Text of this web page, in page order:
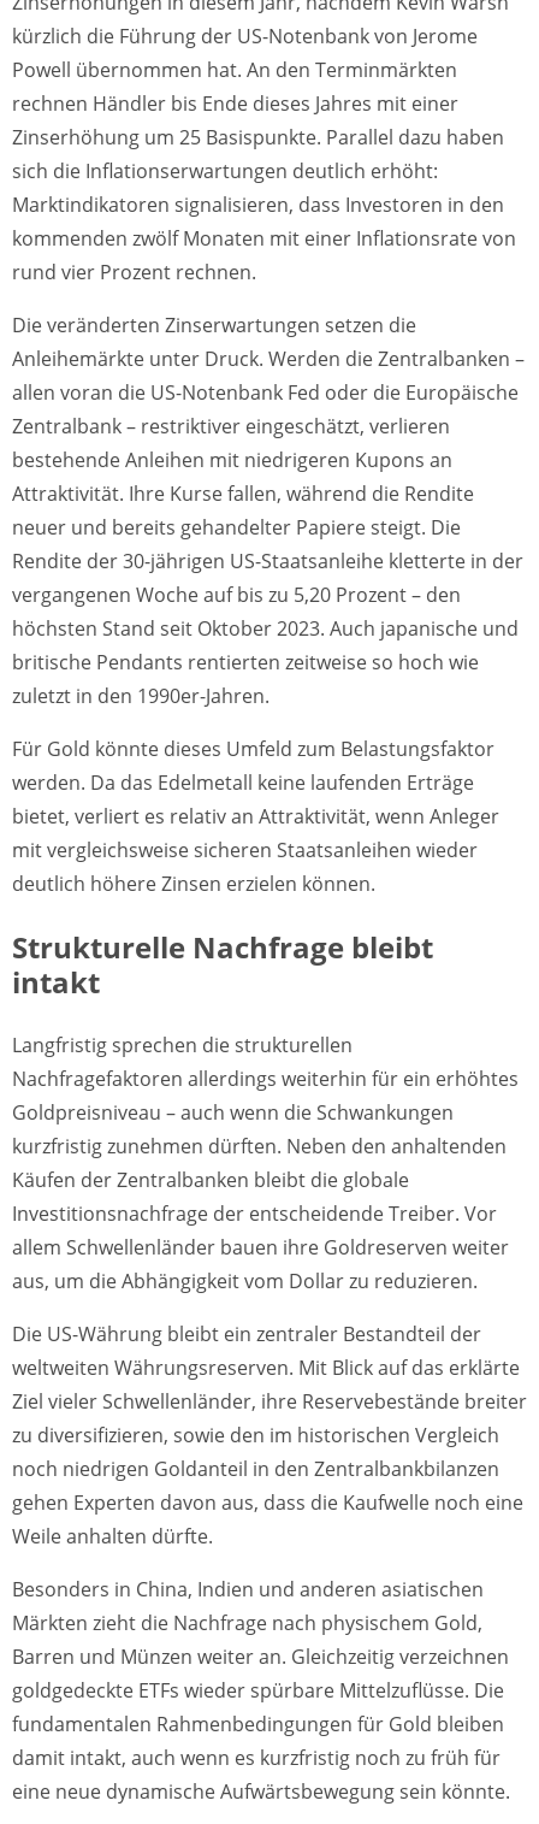
kürzlich die Führung der US-Notenbank von Jerome
Powell übernommen hat. An den Terminmärkten
rechnen Händler bis Ende dieses Jahres mit einer
Zinserhöhung um 25 Basispunkte. Parallel dazu haben
sich die Inflationserwartungen deutlich erhöht:
Marktindikatoren signalisieren, dass Investoren in den
kommenden zwölf Monaten mit einer Inflationsrate von
rund vier Prozent rechnen.
Die veränderten Zinserwartungen setzen die
Anleihemärkte unter Druck. Werden die Zentralbanken –
allen voran die US-Notenbank Fed oder die Europäische
Zentralbank – restriktiver eingeschätzt, verlieren
bestehende Anleihen mit niedrigeren Kupons an
Attraktivität. Ihre Kurse fallen, während die Rendite
neuer und bereits gehandelter Papiere steigt. Die
Rendite der 30-jährigen US-Staatsanleihe kletterte in der
vergangenen Woche auf bis zu 5,20 Prozent – den
höchsten Stand seit Oktober 2023. Auch japanische und
britische Pendants rentierten zeitweise so hoch wie
zuletzt in den 1990er-Jahren.
Für Gold könnte dieses Umfeld zum Belastungsfaktor
werden. Da das Edelmetall keine laufenden Erträge
bietet, verliert es relativ an Attraktivität, wenn Anleger
mit vergleichsweise sicheren Staatsanleihen wieder
deutlich höhere Zinsen erzielen können.
Strukturelle Nachfrage bleibt
intakt
Langfristig sprechen die strukturellen
Nachfragefaktoren allerdings weiterhin für ein erhöhtes
Goldpreisniveau – auch wenn die Schwankungen
kurzfristig zunehmen dürften. Neben den anhaltenden
Käufen der Zentralbanken bleibt die globale
Investitionsnachfrage der entscheidende Treiber. Vor
allem Schwellenländer bauen ihre Goldreserven weiter
aus, um die Abhängigkeit vom Dollar zu reduzieren.
Die US-Währung bleibt ein zentraler Bestandteil der
weltweiten Währungsreserven. Mit Blick auf das erklärte
Ziel vieler Schwellenländer, ihre Reservebestände breiter
zu diversifizieren, sowie den im historischen Vergleich
noch niedrigen Goldanteil in den Zentralbankbilanzen
gehen Experten davon aus, dass die Kaufwelle noch eine
Weile anhalten dürfte.
Besonders in China, Indien und anderen asiatischen
Märkten zieht die Nachfrage nach physischem Gold,
Barren und Münzen weiter an. Gleichzeitig verzeichnen
goldgedeckte ETFs wieder spürbare Mittelzuflüsse. Die
fundamentalen Rahmenbedingungen für Gold bleiben
damit intakt, auch wenn es kurzfristig noch zu früh für
eine neue dynamische Aufwärtsbewegung sein könnte.